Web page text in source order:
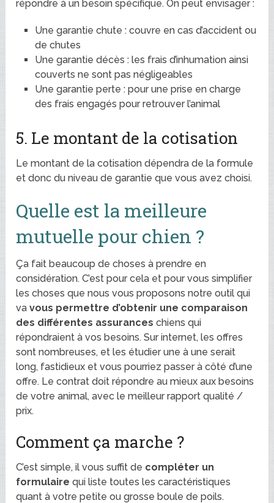
répondre à un besoin spécifique. On peut envisager :
Une garantie chute : couvre en cas d’accident ou
de chutes
Une garantie décès : les frais d’inhumation ainsi
couverts ne sont pas négligeables
Une garantie perte : pour une prise en charge
des frais engagés pour retrouver l’animal
5. Le montant de la cotisation
Le montant de la cotisation dépendra de la formule
et donc du niveau de garantie que vous avez choisi.
Quelle est la meilleure
mutuelle pour chien ?
Ça fait beaucoup de choses à prendre en
considération. C’est pour cela et pour vous simplifier
les choses que nous vous proposons notre outil qui
vavous permettre d’obtenir une comparaison
des différentes assurances chiens qui
répondraient à vos besoins. Sur internet, les offres
sont nombreuses, et les étudier une à une serait
long, fastidieux et vous pourriez passer à côté d’une
offre. Le contrat doit répondre au mieux aux besoins
de votre animal, avec le meilleur rapport qualité /
prix.
Comment ça marche ?
C’est simple, il vous suffit de compléter un
formulaire qui liste toutes les caractéristiques
quant à votre petite ou grosse boule de poils.